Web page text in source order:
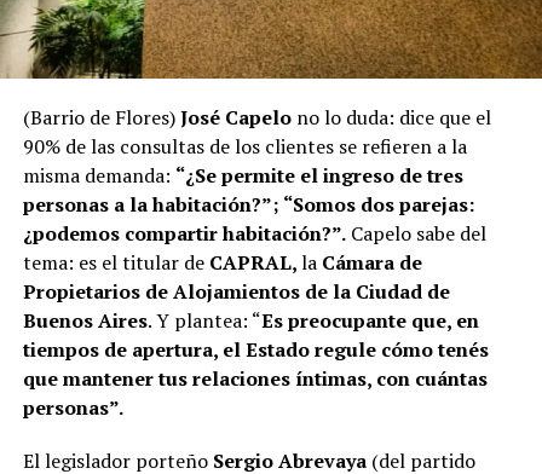
(Barrio de Flores)José Capelono lo duda: dice que el
90% de las consultas de los clientes se refieren a la
misma demanda: “¿Se permite el ingreso de tres
personas a la habitación?”; “Somos dos parejas:
¿podemos compartir habitación?”.Capelo sabe del
tema: es el titular de CAPRAL,laCámara de
Propietarios de Alojamientos de la Ciudad de
Buenos Aires. Y plantea: “Es preocupante que, en
tiempos de apertura, el Estado regule cómo tenés
que mantener tus relaciones íntimas, con cuántas
personas”.
El legislador porteñoSergio Abrevaya(del partido